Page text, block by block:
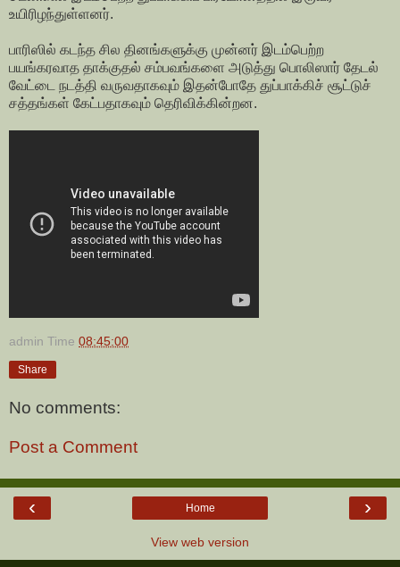
உயிரிழந்துள்ளனர்.
பாரிஸில் கடந்த சில தினங்களுக்கு முன்னர் இடம்பெற்ற
பயங்கரவாத தாக்குதல் சம்பவங்களை அடுத்து பொலிஸார் தேடல்
வேட்டை நடத்தி வருவதாகவும் இதன்போதே துப்பாக்கிச் சூட்டுச்
சத்தங்கள் கேட்பதாகவும் தெரிவிக்கின்றன.
admin Time 08:45:00
Share
No comments:
Post a Comment
‹ ›
Home
View web version